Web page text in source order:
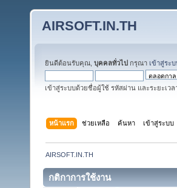
AIRSOFT.IN.TH
ยินดีต้อนรับคุณ, บุคคลทั่วไป กรุณา เข้าสู่ระ
เข้าสู่ระบบด้วยชื่อผู้ใช้ รหัสผ่าน และระยะเว
หน้าแรก ช่วยเหลือ ค้นหา เข้าสู่ระบบ
AIRSOFT.IN.TH
กติกาการใช้งาน